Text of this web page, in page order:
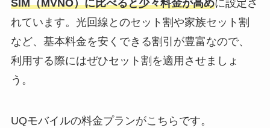
SIM（MVNO）に比べると少々料金が高めに設定さ
れています。光回線とのセット割や家族セット割
など、基本料金を安くできる割引が豊富なので、
利用する際にはぜひセット割を適用させましょ
う。
UQモバイルの料金プランがこちらです。